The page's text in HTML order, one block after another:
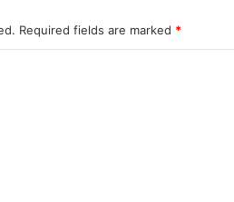
Required fields are marked *